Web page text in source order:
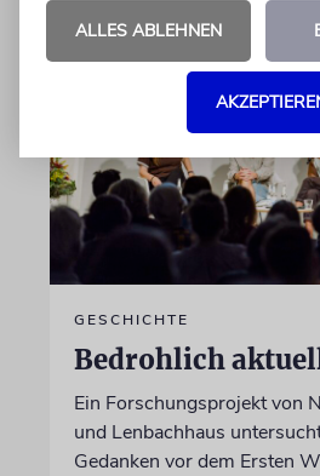
GESCHICHTE
Bedrohlich
Ein Forschungsprojekt von
und Lenbachhaus
Gedanken vor dem Ersten
ALLES ABLEHNEN